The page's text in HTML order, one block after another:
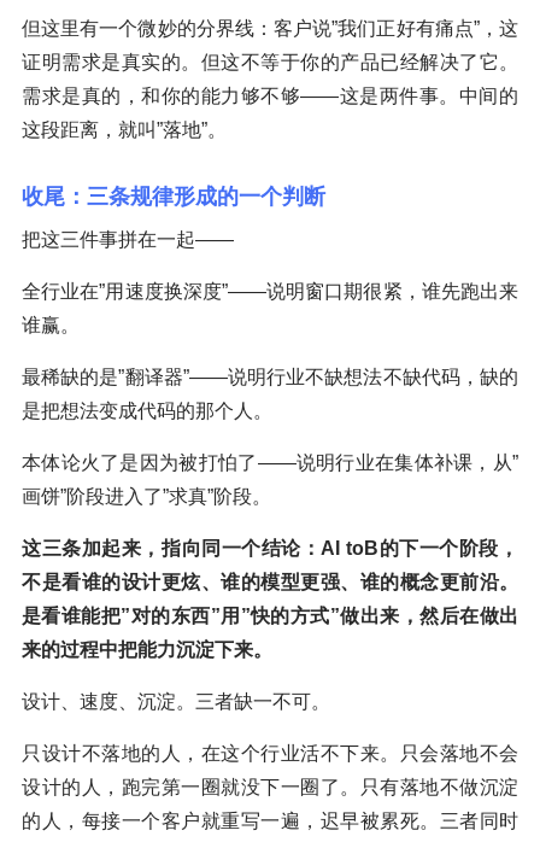
但这里有一个微妙的分界线：客户说”我们正好有痛点”，这
证明需求是真实的。但这不等于你的产品已经解决了它。
需求是真的，和你的能力够不够——这是两件事。中间的
这段距离，就叫”落地”。
收尾：三条规律形成的一个判断
把这三件事拼在一起——
全行业在”用速度换深度”——说明窗口期很紧，谁先跑出来
谁赢。
最稀缺的是”翻译器”——说明行业不缺想法不缺代码，缺的
是把想法变成代码的那个人。
本体论火了是因为被打怕了——说明行业在集体补课，从”
画饼”阶段进入了”求真”阶段。
这三条加起来，指向同一个结论：AI toB的下一个阶段，
不是看谁的设计更炫、谁的模型更强、谁的概念更前沿。
是看谁能把”对的东西”用”快的方式”做出来，然后在做出
来的过程中把能力沉淀下来。
设计、速度、沉淀。三者缺一不可。
只设计不落地的人，在这个行业活不下来。只会落地不会
设计的人，跑完第一圈就没下一圈了。只有落地不做沉淀
的人，每接一个客户就重写一遍，迟早被累死。三者同时